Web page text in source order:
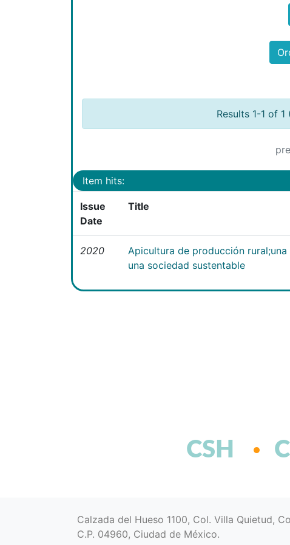
Results 1-1 of
Item hits:
Issue
Date
Title
2020
Apicultura de producción
una sociedad sustentable
CSH
Calzada del Hueso 1100, Col. Villa Quietud,
C.P. 04960, Ciudad de México.